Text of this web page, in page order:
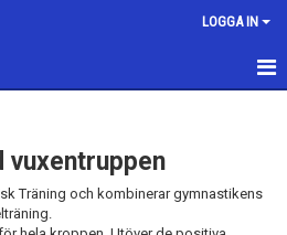
LOGGA IN
vuxentruppen
Träning och kombinerar gymnastikens